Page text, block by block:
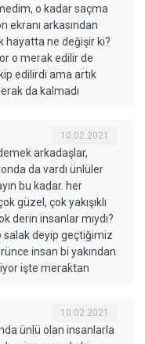
o kadar saçma
ekranı arkasından
hayatta ne değişir ki?
o merak edilir de
edilirdi ama artık
da kalmadı
10.02.2021
arkadaşlar,
da vardı ünlüler
bu kadar. her
güzel, çok yakışıklı
derin insanlar mıydı?
deyip geçtiğimiz
insan bi yakından
işte meraktan
10.02.2021
ünlü olan insanlarla